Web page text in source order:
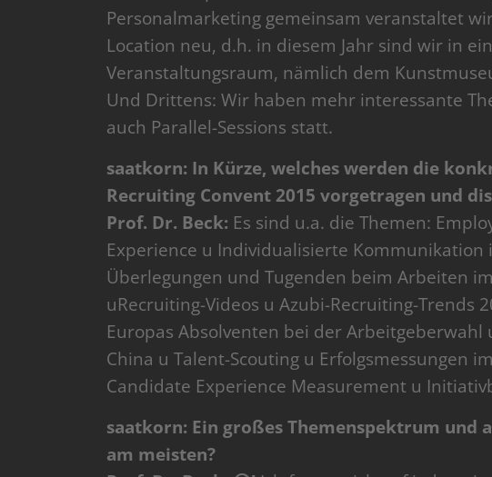
Personalmarketing gemeinsam veranstaltet
Location neu, d.h. in diesem Jahr sind wir in
Veranstaltungsraum, nämlich dem
Und Drittens: Wir haben mehr interessante
auch Parallel-Sessions statt.
saatkorn: In Kürze, welches werden die
Recruiting Convent 2015 vorgetragen und
Prof. Dr. Beck: Es sind u.a. die Themen:
Experience u Individualisierte Kommunikation
Überlegungen und Tugenden beim Arbeiten
uRecruiting-Videos u Azubi-Recruiting-Trends
Europas Absolventen bei der
China u Talent-Scouting u Erfolgsmessungen
Candidate Experience Measurement u
saatkorn: Ein großes Themenspektrum und
am meisten?